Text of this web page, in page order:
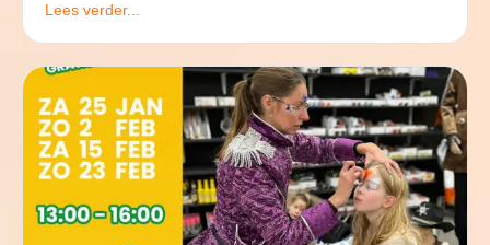
Lees verder...